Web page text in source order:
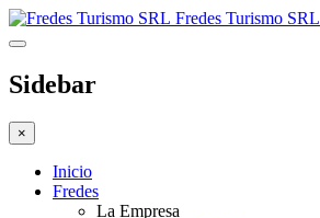
Fredes Turismo SRL
Sidebar
×
Inicio
Fredes
La Empresa